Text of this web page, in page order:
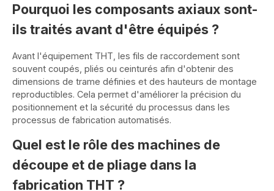
Pourquoi les composants axiaux sont-
ils traités avant d'être équipés ?
Avant l'équipement THT, les fils de raccordement sont
souvent coupés, pliés ou ceinturés afin d'obtenir des
dimensions de trame définies et des hauteurs de montage
reproductibles. Cela permet d'améliorer la précision du
positionnement et la sécurité du processus dans les
processus de fabrication automatisés.
Quel est le rôle des machines de
découpe et de pliage dans la
fabrication THT ?